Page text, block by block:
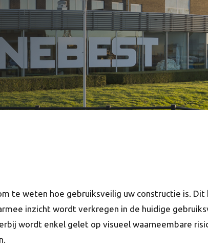
te weten hoe gebruiksveilig uw constructie is.
inzicht wordt verkregen in de huidige
wordt enkel gelet op visueel waarneembare